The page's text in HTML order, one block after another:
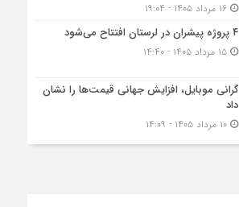
۱۶ مرداد ۱۴۰۵ - ۱۹:۰۴
۴ پروژه پیشران در لرستان افتتاح می‌شود
۱۵ مرداد ۱۴۰۵ - ۱۴:۴۰
گرانی موبایل، افزایش جهانی قیمت‌ها را نشان
داد
۱۰ مرداد ۱۴۰۵ - ۱۴:۰۹